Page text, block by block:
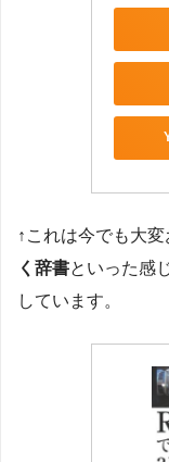
↑これは今でも大変
く辞書といった感
しています。